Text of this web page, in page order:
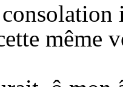
même